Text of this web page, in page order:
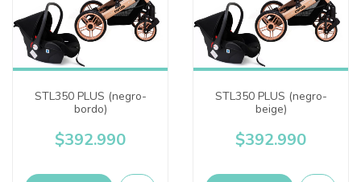
STL350 PLUS (negro-
bordo)
$392.990
STL350 PLUS (negro-
beige)
$392.990